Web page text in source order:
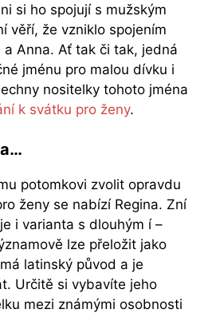
si ho spojují s mužským
věří, že vzniklo spojením
Anna. Ať tak či tak, jedná
jménu pro malou dívku i
nositelky tohoto jména
k svátku pro ženy.
potomkovi zvolit opravdu
ženy se nabízí Regina. Zní
i varianta s dlouhým í –
lze přeložit jako
latinský původ a je
Určitě si vybavíte jeho
mezi známými osobnosti